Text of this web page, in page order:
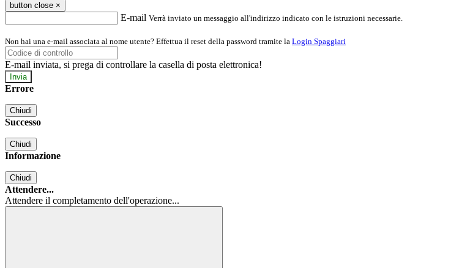
button close ×
E-mail Verrà inviato un messaggio all'indirizzo indicato con le istruzioni necessarie.
Non hai una e-mail associata al nome utente? Effettua il reset della password tramite la Login Spaggiari
E-mail inviata, si prega di controllare la casella di posta elettronica!
Errore
Chiudi
Successo
Chiudi
Informazione
Chiudi
Attendere...
Attendere il completamento dell'operazione...